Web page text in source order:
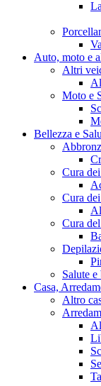
Auto, moto e
Altri
Moto e
Bellezza e
Cura
Cura
Cura
Salute e
Casa,
Altro